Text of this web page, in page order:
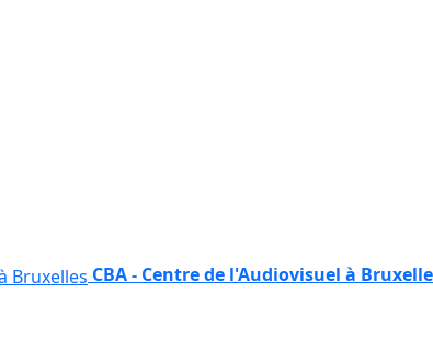
CBA - Centre de l'Audiovisuel à